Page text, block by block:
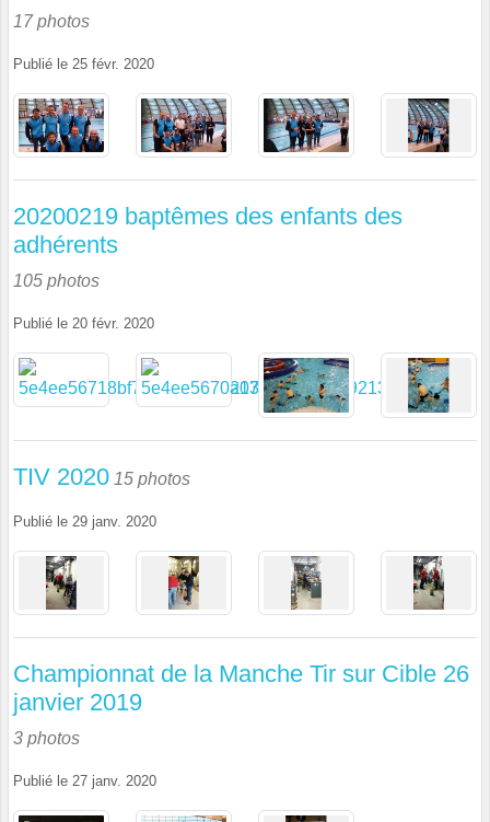
17 photos
Publié le 25 févr. 2020
20200219 baptêmes des enfants des
adhérents
105 photos
Publié le 20 févr. 2020
TIV 2020 15 photos
Publié le 29 janv. 2020
Championnat de la Manche Tir sur Cible 26
janvier 2019
3 photos
Publié le 27 janv. 2020